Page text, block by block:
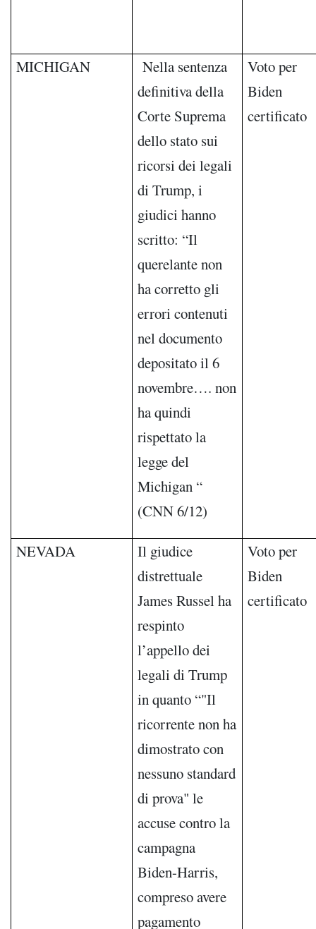
MICHIGAN
Nella sentenza
definitiva della
Corte Suprema
dello stato sui
ricorsi dei legali
di Trump, i
giudici hanno
scritto: “Il
querelante non
ha corretto gli
errori contenuti
nel documento
depositato il 6
novembre…. non
ha quindi
rispettato la
legge del
Michigan “
(CNN 6/12)
Voto per
Biden
certificato
NEVADA
Il giudice
distrettuale
James Russel ha
respinto
l’appello dei
legali di Trump
in quanto “"Il
ricorrente non ha
dimostrato con
nessuno standard
di prova" le
accuse contro la
campagna
Biden-Harris,
compreso avere
pagamento
Voto per
Biden
certificato